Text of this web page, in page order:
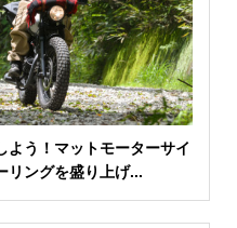
よう！マットモーターサイ
リングを盛り上げ...